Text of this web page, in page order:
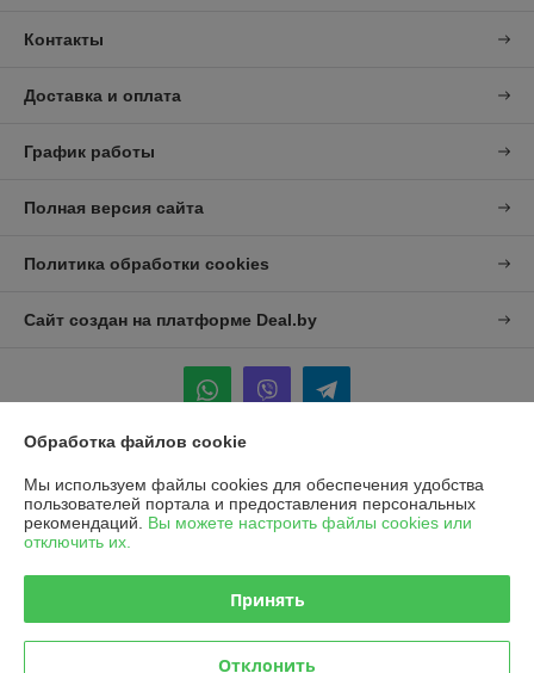
Контакты
Доставка и оплата
График работы
Полная версия сайта
Политика обработки cookies
Сайт создан на платформе Deal.by
Информация для покупателя
Юридическое лицо:УП "Агро-Дон-Снаб"
220086 г. Минск, ул. Славинского 8А, к.5
Регистрационный номер ЕГР: 190437992
Регистрационный орган: Минский городской исполнительный комитет
Обработка файлов cookie
Мы используем файлы cookies для обеспечения удобства
пользователей портала и предоставления персональных
рекомендаций. Вы можете настроить файлы cookies или
отключить их.
Принять
Отклонить